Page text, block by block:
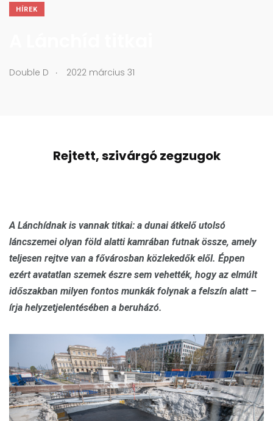
HÍREK
Double D . 2022 március 31
Rejtett, szivárgó zegzugok
A Lánchídnak is vannak titkai: a dunai átkelő utolsó
láncszemei olyan föld alatti kamrában futnak össze, amely
teljesen rejtve van a fővárosban közlekedők elől. Éppen
ezért avatatlan szemek észre sem vehették, hogy az elmúlt
időszakban milyen fontos munkák folynak a felszín alatt –
írja helyzetjelentésében a beruházó.